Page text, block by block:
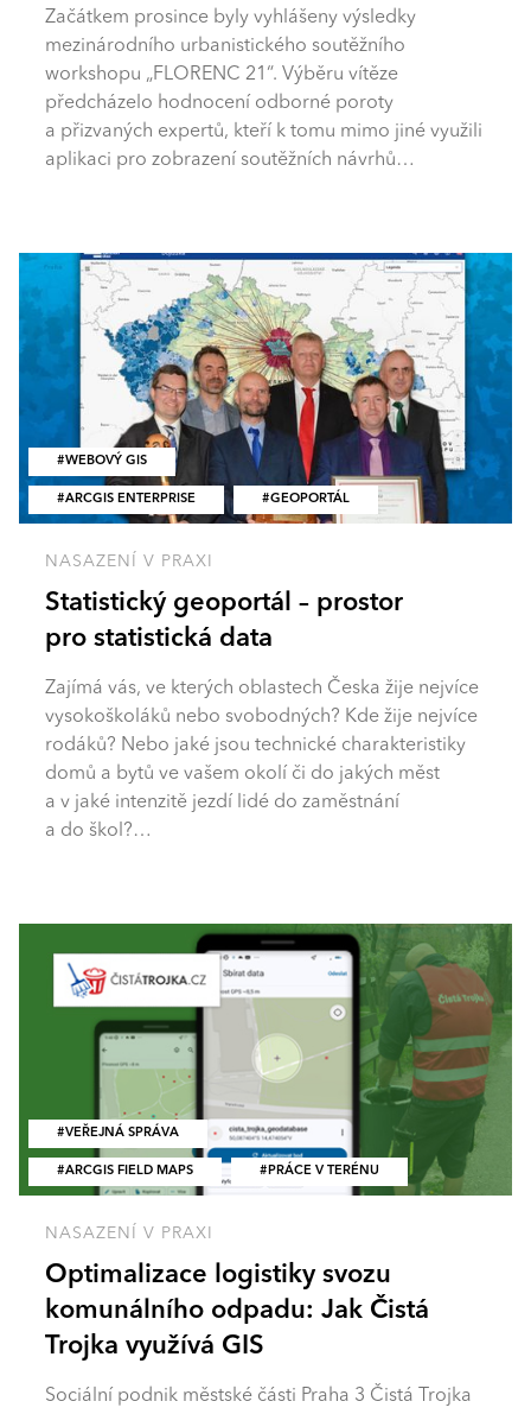
Začátkem prosince byly vyhlášeny výsledky
mezinárodního urbanistického soutěžního
workshopu „FLORENC 21“. Výběru vítěze
předcházelo hodnocení odborné poroty
a přizvaných expertů, kteří k tomu mimo jiné využili
aplikaci pro zobrazení soutěžních návrhů…
ARCGIS ENTERPRISE GEOPORTÁL
WEBOVÝ GIS
NASAZENÍ V PRAXI
Statistický geoportál – prostor
pro statistická data
Zajímá vás, ve kterých oblastech Česka žije nejvíce
vysokoškoláků nebo svobodných? Kde žije nejvíce
rodáků? Nebo jaké jsou technické charakteristiky
domů a bytů ve vašem okolí či do jakých měst
a v jaké intenzitě jezdí lidé do zaměstnání
a do škol?…
ARCGIS FIELD MAPS PRÁCE V TERÉNU
VEŘEJNÁ SPRÁVA
NASAZENÍ V PRAXI
Optimalizace logistiky svozu
komunálního odpadu: Jak Čistá
Trojka využívá GIS
Sociální podnik městské části Praha 3 Čistá Trojka